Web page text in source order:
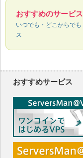
おすすめのサービス
いつでも・どこからで
ス
おすすめサービス